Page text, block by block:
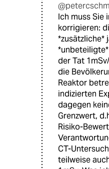
Ich muss Sie
korrigieren:
*zusätzliche*
der Tat
die
Reaktor
indizierten
dagegen
Grenzwert,
Risiko-
CT-
teilweise